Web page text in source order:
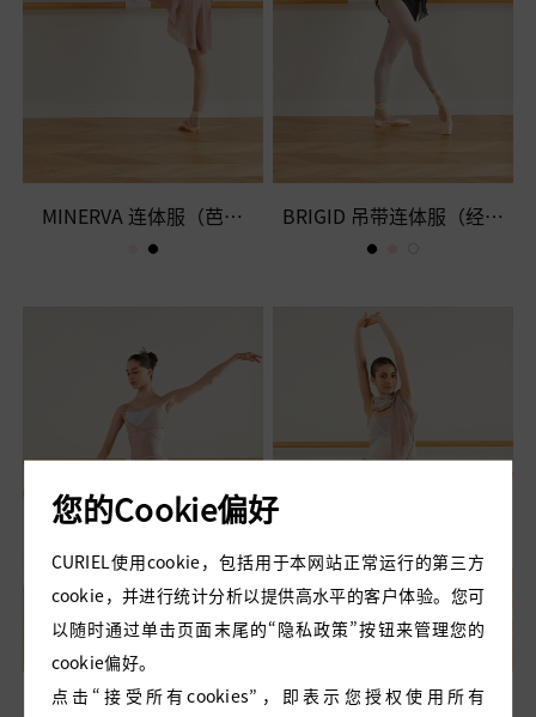
MINERVA 连体服（芭蕾
粉）
BRIGID 吊带连体服（经典
黑）
BRIGID 吊带连体服（芭蕾
BRIGID 吊带连体服（香草
您的Cookie偏好
CURIEL使用cookie，包括用于本网站正常运行的第三方
cookie，并进行统计分析以提供高水平的客户体验。您可
以随时通过单击页面末尾的“隐私政策”按钮来管理您的
cookie偏好。
点击“接受所有cookies”，即表示您授权使用所有